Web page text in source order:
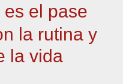
es el pase
la rutina y
la vida